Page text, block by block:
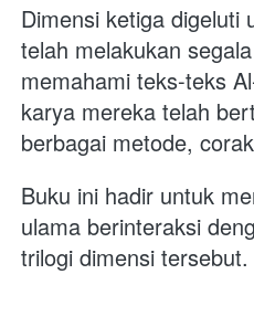
Dimensi ketiga digeluti
telah melakukan
memahami teks-teks
karya mereka telah
berbagai metode,
Buku ini hadir untuk
ulama berinteraksi
trilogi dimensi tersebut.